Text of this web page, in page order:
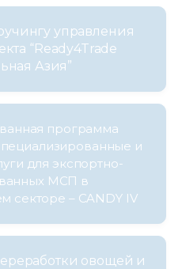
управления
“Ready4Trade
Азия”
программа
и
для экспортно-
МСП в
секторе – CANDY IV
овощей и